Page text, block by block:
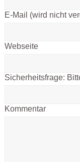
E-Mail (wird nicht
Webseite
Sicherheitsfrage:
Kommentar